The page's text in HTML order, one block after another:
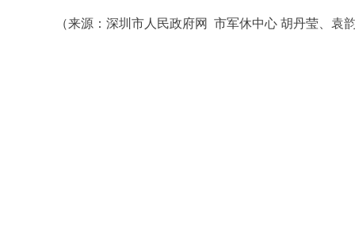
（来源：深圳市人民政府网 市军休中心 胡丹莹、袁